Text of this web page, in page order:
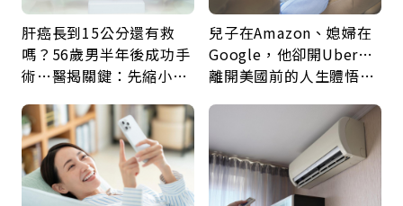
肝癌長到15公分還有救
嗎？56歲男半年後成功手
術…醫揭關鍵：先縮小腫
兒子在Amazon、媳婦在
Google，他卻開Uber…
離開美國前的人生體悟：